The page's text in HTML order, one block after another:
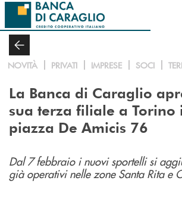
Salta al contenuto principale
NOVITÀ PRIVATI IMPRESE SOCI
La Banca di Caraglio
sua terza filiale a Torino
piazza De Amicis 76
Dal 7 febbraio i nuovi sportelli si
già operativi nelle zone Santa Rita e